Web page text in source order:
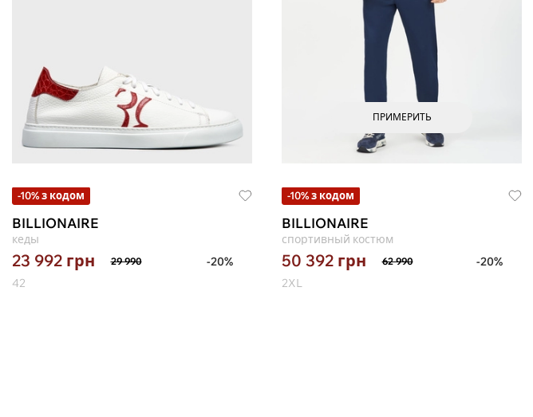
-10% з кодом
BILLIONAIRE
кеды
23 992 грн 29 990
-20%
42
ПРИМЕРИТЬ
-10% з кодом
BILLIONAIRE
спортивный костюм
50 392 грн 62 990
-20%
2XL